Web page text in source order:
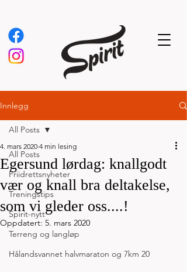
Innlegg
All Posts
Friidrettsnyheter
Treningstips
Spirit-nytt
Terreng og langløp
Hålandsvannet halvmaraton og 7km 20
All Posts
Egersund lørdag: knallgodt
vær og knall bra deltakelse,
som vi gleder oss....!
4. mars 2020 4 min lesing
Oppdatert: 5. mars 2020